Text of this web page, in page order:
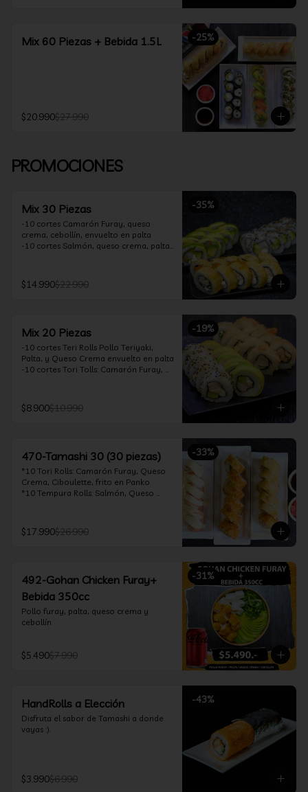
-25%
Mix 60 Piezas + Bebida 1.5L
$20.990$27.990
PROMOCIONES
-35%
Mix 30 Piezas
-10 cortes Camarón Furay, queso
crema, cebollín, envuelto en palta
-10 cortes Salmón, queso crema, palta,
cebollín, frito en tempura
*Incluye 2 soya 30ml / 2 palitos / 1 salsa
$14.990$22.990
-19%
Mix 20 Piezas
-10 cortes Teri Rolls Pollo Teriyaki,
Palta, y Queso Crema envuelto en palta
-10 cortes Tori Tolls: Camarón Furay,
teriyaki 30ml
$8.900$10.990
-33%
470-Tamashi 30 (30 piezas)
*10 Tori Rolls: Camarón Furay, Queso
Crema, Ciboulette, frito en Panko
*10 Tempura Rolls: Salmón, Queso
furay, queso crema y cebollín, envuelto
en salmón y bañado en salsa
$17.990$26.990
-31%
492-Gohan Chicken Furay+
Bebida 350cc
Pollo furay, palta, queso crema y
cebollín
$5.490$7.990
-43%
HandRolls a Elección
Disfruta el sabor de Tamashi a donde
vayas :).
$3.990$6.990